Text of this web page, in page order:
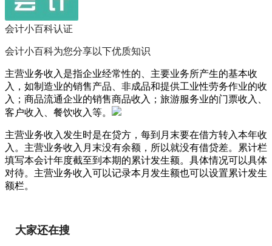
会计小百科认证
会计小百科为您分享以下优质知识
主营业务收入是指企业经常性的、主要业务所产生的基本收
入，如制造业的销售产品、非成品和提供工业性劳务作业的收
入；商品流通企业的销售商品收入；旅游服务业的门票收入、
客户收入、餐饮收入等。
主营业务收入发生时是在贷方，每到月末要在借方转入本年收
入。主营业务收入月末没有余额，所以就没有借贷差。累计栏
填写本会计年度截至到本期的累计发生额。具体情况可以具体
对待。主营业务收入可以记录本月发生额也可以设置累计发生
额栏。
大家还在搜